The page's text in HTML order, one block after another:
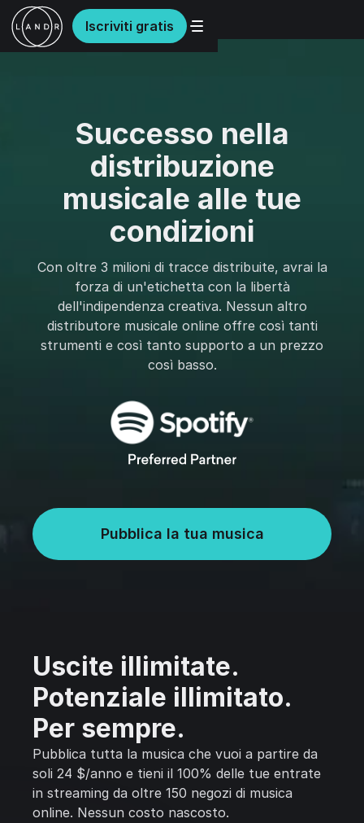
Iscriviti gratis
Successo nella
distribuzione
musicale alle tue
condizioni
Con oltre 3 milioni di tracce distribuite, avrai la
forza di un'etichetta con la libertà
dell'indipendenza creativa. Nessun altro
distributore musicale online offre così tanti
strumenti e così tanto supporto a un prezzo
così basso.
Pubblica la tua musica
Uscite illimitate.
Potenziale illimitato.
Per sempre.
Pubblica tutta la musica che vuoi a partire da
soli 24 $/anno e tieni il 100% delle tue entrate
in streaming da oltre 150 negozi di musica
online. Nessun costo nascosto.